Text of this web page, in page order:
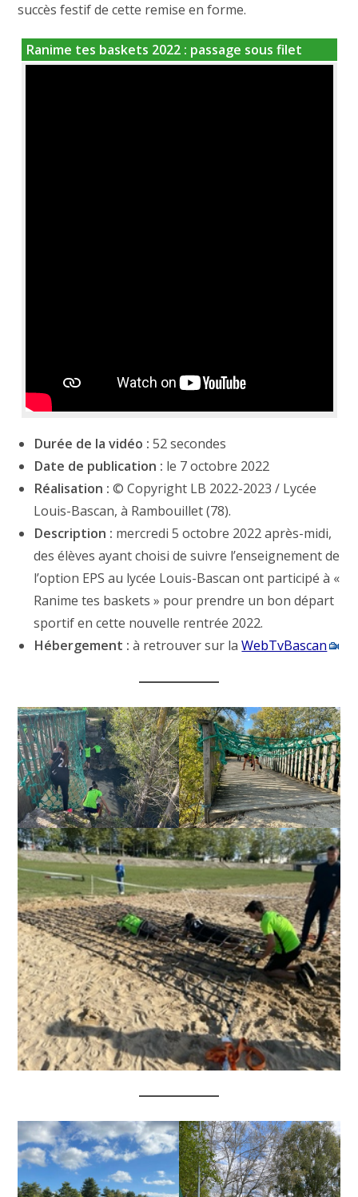
succès festif de cette remise en forme.
Ranime tes baskets 2022 : passage sous filet
Durée de la vidéo : 52 secondes
Date de publication : le 7 octobre 2022
Réalisation : © Copyright LB 2022-2023 / Lycée
Louis-Bascan, à Rambouillet (78).
Description : mercredi 5 octobre 2022 après-midi,
des élèves ayant choisi de suivre l’enseignement de
l’option EPS au lycée Louis-Bascan ont participé à «
Ranime tes baskets » pour prendre un bon départ
sportif en cette nouvelle rentrée 2022.
Hébergement : à retrouver sur laWebTvBascan